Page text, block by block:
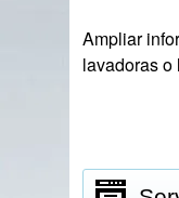
Ampliar
lavadoras